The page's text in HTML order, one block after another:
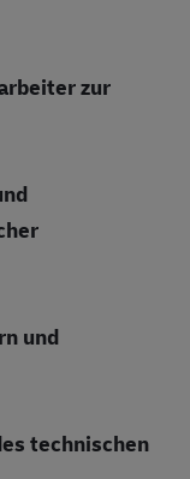
zur
und
technischen